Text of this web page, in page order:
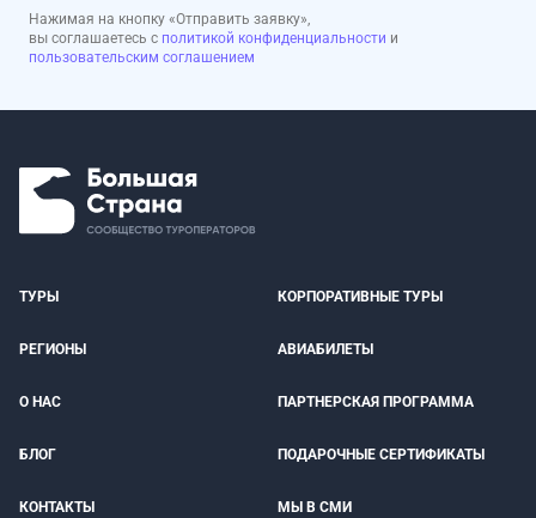
Нажимая на кнопку «Отправить заявку»,
вы соглашаетесь с политикой конфиденциальности и
пользовательским соглашением
ТУРЫ КОРПОРАТИВНЫЕ ТУРЫ
РЕГИОНЫ АВИАБИЛЕТЫ
О НАС ПАРТНЕРСКАЯ ПРОГРАММА
БЛОГ ПОДАРОЧНЫЕ СЕРТИФИКАТЫ
КОНТАКТЫ МЫ В СМИ